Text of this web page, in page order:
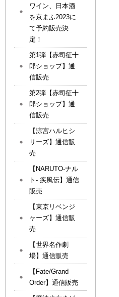
ワイン、日本酒
を京まふ2023に
て予約販売決
定！
第1弾【赤司征十
郎ショップ】通
信販売
第2弾【赤司征十
郎ショップ】通
信販売
【涼宮ハルヒシ
リーズ】通信販
売
【NARUTO-ナル
ト- 疾風伝】通信
販売
【東京リベンジ
ャーズ】通信販
売
【世界名作劇
場】通信販売
【Fate/Grand
Order】通信販売